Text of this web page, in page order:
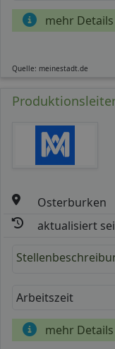
mehr Details
Quelle: meinestadt.de
Osterburken
aktualisiert
Arbeitszeit
mehr Details